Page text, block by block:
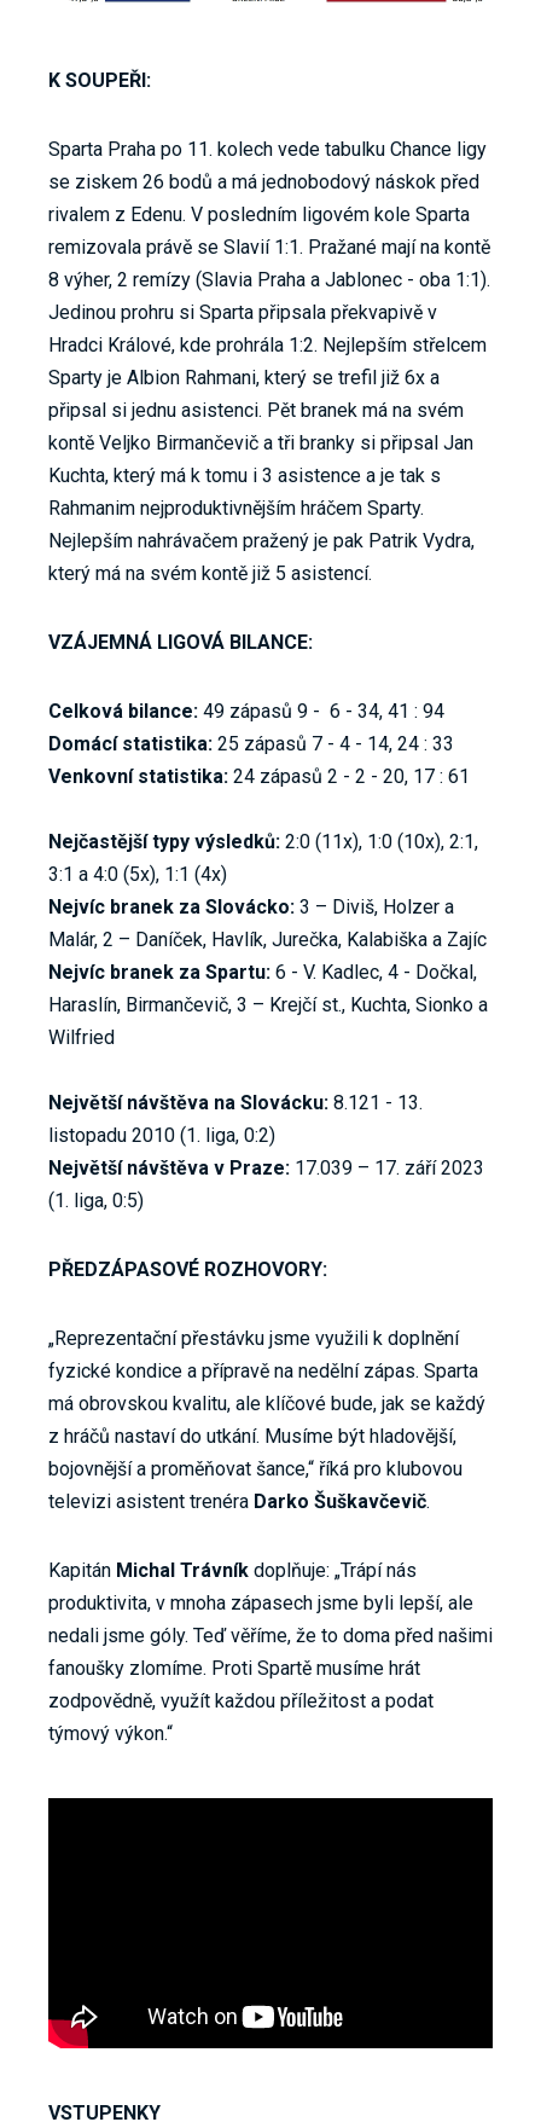
K SOUPEŘI:
Sparta Praha po 11. kolech vede tabulku Chance ligy
se ziskem 26 bodů a má jednobodový náskok před
rivalem z Edenu. V posledním ligovém kole Sparta
remizovala právě se Slavií 1:1. Pražané mají na kontě
8 výher, 2 remízy (Slavia Praha a Jablonec - oba 1:1).
Jedinou prohru si Sparta připsala překvapivě v
Hradci Králové, kde prohrála 1:2. Nejlepším střelcem
Sparty je Albion Rahmani, který se trefil již 6x a
připsal si jednu asistenci. Pět branek má na svém
kontě Veljko Birmančevič a tři branky si připsal Jan
Kuchta, který má k tomu i 3 asistence a je tak s
Rahmanim nejproduktivnějším hráčem Sparty.
Nejlepším nahrávačem pražený je pak Patrik Vydra,
který má na svém kontě již 5 asistencí.
VZÁJEMNÁ LIGOVÁ BILANCE:
Celková bilance: 49 zápasů 9 - 6 - 34, 41 : 94
Domácí statistika: 25 zápasů 7 - 4 - 14, 24 : 33
Venkovní statistika: 24 zápasů 2 - 2 - 20, 17 : 61
Nejčastější typy výsledků: 2:0 (11x), 1:0 (10x), 2:1,
3:1 a 4:0 (5x), 1:1 (4x)
Nejvíc branek za Slovácko: 3 – Diviš, Holzer a
Malár, 2 – Daníček, Havlík, Jurečka, Kalabiška a Zajíc
Nejvíc branek za Spartu: 6 - V. Kadlec, 4 - Dočkal,
Haraslín, Birmančevič, 3 – Krejčí st., Kuchta, Sionko a
Wilfried
Největší návštěva na Slovácku: 8.121 - 13.
listopadu 2010 (1. liga, 0:2)
Největší návštěva v Praze: 17.039 – 17. září 2023
(1. liga, 0:5)
PŘEDZÁPASOVÉ ROZHOVORY:
„Reprezentační přestávku jsme využili k doplnění
fyzické kondice a přípravě na nedělní zápas. Sparta
má obrovskou kvalitu, ale klíčové bude, jak se každý
z hráčů nastaví do utkání. Musíme být hladovější,
bojovnější a proměňovat šance,“ říká pro klubovou
televizi asistent trenéra Darko Šuškavčevič.
Kapitán Michal Trávník doplňuje: „Trápí nás
produktivita, v mnoha zápasech jsme byli lepší, ale
nedali jsme góly. Teď věříme, že to doma před našimi
fanoušky zlomíme. Proti Spartě musíme hrát
zodpovědně, využít každou příležitost a podat
týmový výkon.“
VSTUPENKY